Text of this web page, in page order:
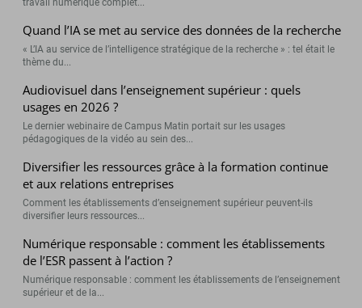
Quand l’IA se met au service des données de la recherche
« L’IA au service de l’intelligence stratégique de la recherche » : tel était le
thème du...
Audiovisuel dans l’enseignement supérieur : quels
usages en 2026 ?
Le dernier webinaire de Campus Matin portait sur les usages
pédagogiques de la vidéo au sein des...
Diversifier les ressources grâce à la formation continue
et aux relations entreprises
Comment les établissements d’enseignement supérieur peuvent-ils
diversifier leurs ressources...
Numérique responsable : comment les établissements
de l’ESR passent à l’action ?
Numérique responsable : comment les établissements de l’enseignement
supérieur et de la...